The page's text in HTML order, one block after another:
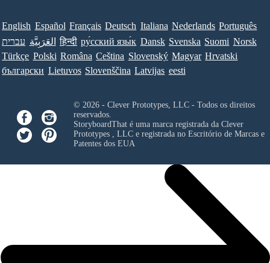
English Español Français Deutsch Italiana Nederlands Português
עברית العَرَبِيَّة हिन्दी ру́сский язы́к Dansk Svenska Suomi Norsk
Türkçe Polski Româna Ceština Slovenský Magyar Hrvatski
български Lietuvos Slovenščina Latvijas eesti
© 2026 - Clever Prototypes, LLC - Todos os direitos
reservados.
StoryboardThat é uma marca registrada da Clever
Prototypes , LLCe registrada no Escritório de Marcas e
Patentes dos EUA